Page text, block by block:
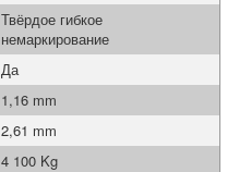
Твёрдое гибкое
немаркирование
Да
1,16 mm
2,61 mm
4 100 Kg